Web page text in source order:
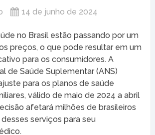
14 de junho de 2024
no Brasil estão passando por um
preços, o que pode resultar em um
para os consumidores. A
de Saúde Suplementar (ANS)
para os planos de saúde
válido de maio de 2024 a abril
afetará milhões de brasileiros
serviços para seu